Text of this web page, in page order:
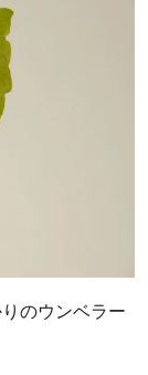
のウンベラー